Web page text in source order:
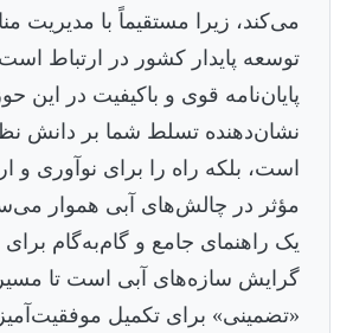
می‌کند، زیرا مستقیماً با مدیریت منابع
توسعه پایدار کشور در ارتباط است.
پایان‌نامه قوی و باکیفیت در این حوزه نه
نشان‌دهنده تسلط شما بر دانش
است، بلکه راه را برای نوآوری و ارائه
مؤثر در چالش‌های آبی هموار می‌سازد.
یک راهنمای جامع و گام‌به‌گام برای
گرایش سازه‌های آبی است تا مسیری
«تضمینی» برای تکمیل موفقیت‌آمیز